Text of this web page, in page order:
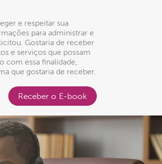
e respeitar sua
para administrar e
Gostaria de receber
e serviços que possam
com essa finalidade,
que gostaria de receber.
Receber o E-book